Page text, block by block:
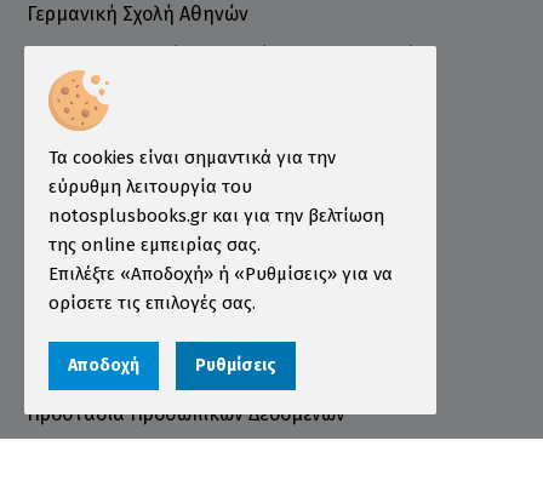
Γερμανική Σχολή Αθηνών
Επιμελητήριο
Ινστιτούτο ÖSD Ελλάδας
Πληροφορίες
Τρόποι Παραγγελίας
Τρόποι Πληρωμής
Τρόποι Αποστολής
Όροι χρήσης
Προστασία Προσωπικών Δεδομένων
Τα cookies είναι σημαντικά για την
εύρυθμη λειτουργία του
notosplusbooks.gr και για την βελτίωση
της online εμπειρίας σας.
Επιλέξτε «Αποδοχή» ή «Ρυθμίσεις» για να
ορίσετε τις επιλογές σας.
Αποδοχή Ρυθμίσεις